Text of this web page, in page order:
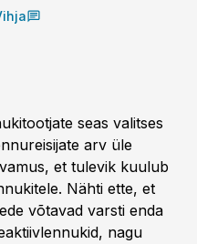
seas valitses
arv üle
et tulevik kuulub
Nähti ette, et
võtavad varsti enda
nagu